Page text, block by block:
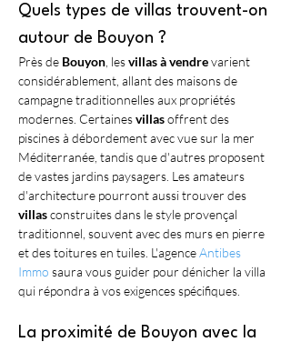
Quels types de villas trouvent-on
autour de Bouyon ?
Près de Bouyon , les villas à vendre varient
considérablement, allant des maisons de
campagne traditionnelles aux propriétés
modernes. Certaines villas offrent des
piscines à débordement avec vue sur la mer
Méditerranée, tandis que d'autres proposent
de vastes jardins paysagers. Les amateurs
d'architecture pourront aussi trouver des
villas construites dans le style provençal
traditionnel, souvent avec des murs en pierre
et des toitures en tuiles. L'agence Antibes
Immo saura vous guider pour dénicher la villa
qui répondra à vos exigences spécifiques.
La proximité de Bouyon avec la